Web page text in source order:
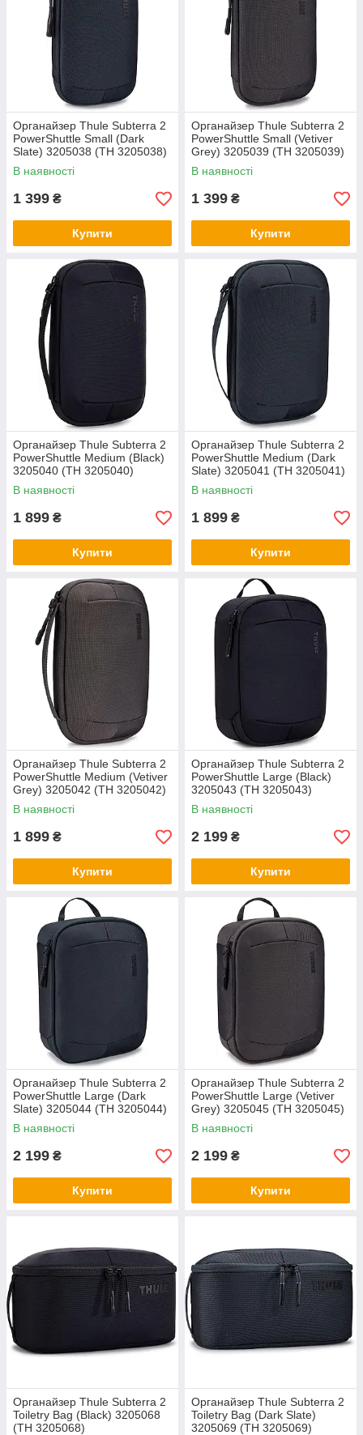
Органайзер Thule Subterra 2
PowerShuttle Small (Dark
Slate) 3205038 (TH 3205038)
В наявності
1 399 ₴
Купити
Органайзер Thule Subterra 2
PowerShuttle Small (Vetiver
Grey) 3205039 (TH 3205039)
В наявності
1 399 ₴
Купити
Органайзер Thule Subterra 2
PowerShuttle Medium (Black)
3205040 (TH 3205040)
В наявності
1 899 ₴
Купити
Органайзер Thule Subterra 2
PowerShuttle Medium (Dark
Slate) 3205041 (TH 3205041)
В наявності
1 899 ₴
Купити
Органайзер Thule Subterra 2
PowerShuttle Medium (Vetiver
Grey) 3205042 (TH 3205042)
В наявності
1 899 ₴
Купити
Органайзер Thule Subterra 2
PowerShuttle Large (Black)
3205043 (TH 3205043)
В наявності
2 199 ₴
Купити
Органайзер Thule Subterra 2
PowerShuttle Large (Dark
Slate) 3205044 (TH 3205044)
В наявності
2 199 ₴
Купити
Органайзер Thule Subterra 2
PowerShuttle Large (Vetiver
Grey) 3205045 (TH 3205045)
В наявності
2 199 ₴
Купити
Органайзер Thule Subterra 2
Toiletry Bag (Black) 3205068
(TH 3205068)
Органайзер Thule Subterra 2
Toiletry Bag (Dark Slate)
3205069 (TH 3205069)